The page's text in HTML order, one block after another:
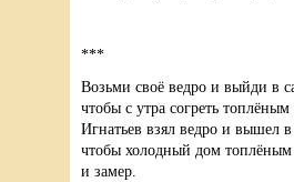
***
Возьми своё ведро и выйди в
чтобы с утра согреть
Игнатьев взял ведро и вышел в
чтобы холодный дом
и замер.